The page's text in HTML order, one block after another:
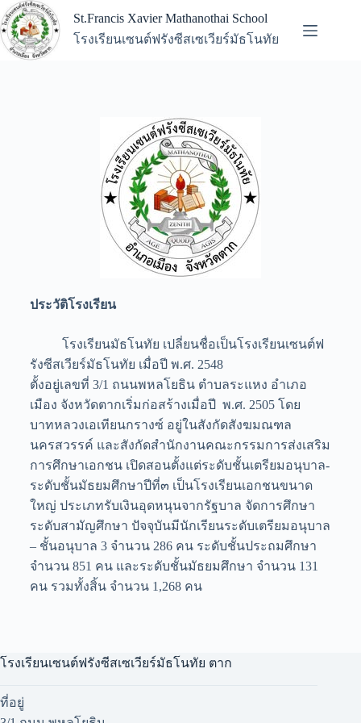
St.Francis Xavier Mathanothai School
โรงเรียนเซนต์ฟรังซีสเซเวียร์มัธโนทัย
ประวัติโรงเรียน
โรงเรียนมัธโนทัย เปลี่ยนชื่อเป็นโรงเรียนเซนต์ฟ
รังซีสเวียร์มัธโนทัย เมื่อปี พ.ศ. 2548
ตั้งอยู่เลขที่ 3/1 ถนนพหลโยธิน ตำบลระแหง อำเภอ
เมือง จังหวัดตากเริ่มก่อสร้างเมื่อปี พ.ศ. 2505 โดย
บาทหลวงเอเทียนกรางซ์ อยู่ในสังกัดสังฆมณฑล
นครสวรรค์ และสังกัดสำนักงานคณะกรรมการส่งเสริม
การศึกษาเอกชน เปิดสอนตั้งแต่ระดับชั้นเตรียมอนุบาล-
ระดับชั้นมัธยมศึกษาปีที่๓ เป็นโรงเรียนเอกชนขนาด
ใหญ่ ประเภทรับเงินอุดหนุนจากรัฐบาล จัดการศึกษา
ระดับสามัญศึกษา ปัจจุบันมีนักเรียนระดับเตรียมอนุบาล
– ชั้นอนุบาล 3 จำนวน 286 คน ระดับชั้นประถมศึกษา
จำนวน 851 คน และระดับชั้นมัธยมศึกษา จำนวน 131
คน รวมทั้งสิ้น จำนวน 1,268 คน
โรงเรียนเซนต์ฟรังซีสเซเวียร์มัธโนทัย ตาก
ที่อยู่